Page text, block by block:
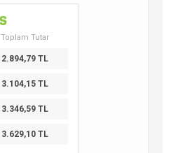
Toplam Tutar
2.894,79 TL
3.104,15 TL
3.346,59 TL
3.629,10 TL